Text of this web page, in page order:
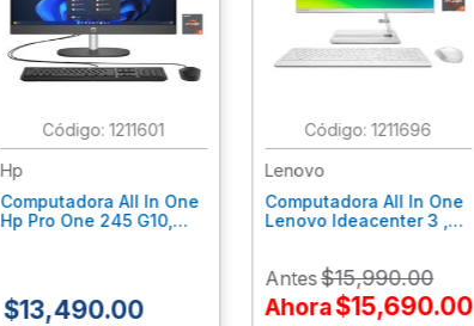
:1211601
Hp
Computadora All In One
Hp Pro One 245 G10,
9P7K5La
$13,490.00
:1211696
Lenovo
Computadora All In One
Lenovo Ideacenter 3 ,
Fhd, Win11 Home
F0G1014Nld
Antes$15,990.00
Ahora$15,690.00